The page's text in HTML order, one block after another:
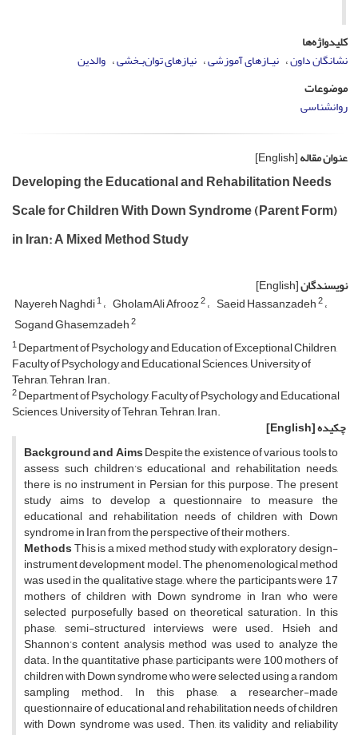
کلیدواژه‌ها
نشانگان داون نیـازهای آموزشی نیازهای توان‌بـخشی والدین
موضوعات
روانشناسی
عنوان مقاله[English]
Developing the Educational and Rehabilitation Needs
Scale for Children With Down Syndrome (Parent Form)
in Iran: A Mixed Method Study
نویسندگان[English]
Nayereh Naghdi1 GholamAli Afrooz2 Saeid Hassanzadeh2
Sogand Ghasemzadeh2
1Department of Psychology and Education of Exceptional Children,
Faculty of Psychology and Educational Sciences, University of
Tehran, Tehran, Iran.
2Department of Psychology, Faculty of Psychology and Educational
Sciences, University of Tehran, Tehran, Iran.
چکیده[English]
Background and AimsDespite the existence of various tools to
assess such children’s educational and rehabilitation needs,
there is no instrument in Persian for this purpose. The present
study aims to develop a questionnaire to measure the
educational and rehabilitation needs of children with Down
syndrome in Iran from the perspective of their mothers.
MethodsThis is a mixed method study with exploratory design-
instrument development model. The phenomenological method
was used in the qualitative stage, where the participants were 17
mothers of children with Down syndrome in Iran who were
selected purposefully based on theoretical saturation. In this
phase, semi-structured interviews were used. Hsieh and
Shannon’s content analysis method was used to analyze the
data. In the quantitative phase, participants were 100 mothers of
children with Down syndrome who were selected using a random
sampling method. In this phase, a researcher-made
questionnaire of educational and rehabilitation needs of children
with Down syndrome was used. Then, its validity and reliability